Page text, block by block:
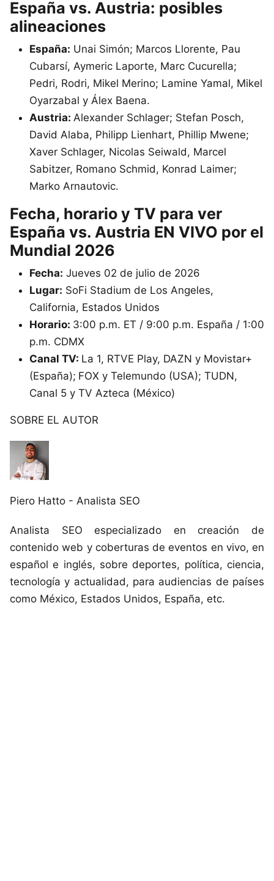
España vs. Austria: posibles
alineaciones
España: Unai Simón; Marcos Llorente, Pau
Cubarsí, Aymeric Laporte, Marc Cucurella;
Pedri, Rodri, Mikel Merino; Lamine Yamal, Mikel
Oyarzabal y Álex Baena.
Austria: Alexander Schlager; Stefan Posch,
David Alaba, Philipp Lienhart, Phillip Mwene;
Xaver Schlager, Nicolas Seiwald, Marcel
Sabitzer, Romano Schmid, Konrad Laimer;
Marko Arnautovic.
Fecha, horario y TV para ver
España vs. Austria EN VIVO por el
Mundial 2026
Fecha: Jueves 02 de julio de 2026
Lugar: SoFi Stadium de Los Angeles,
California, Estados Unidos
Horario: 3:00 p.m. ET / 9:00 p.m. España / 1:00
p.m. CDMX
Canal TV: La 1, RTVE Play, DAZN y Movistar+
(España); FOX y Telemundo (USA); TUDN,
Canal 5 y TV Azteca (México)
SOBRE EL AUTOR
Piero Hatto - Analista SEO
Analista SEO especializado en creación de
contenido web y coberturas de eventos en vivo, en
español e inglés, sobre deportes, política, ciencia,
tecnología y actualidad, para audiencias de países
como México, Estados Unidos, España, etc.